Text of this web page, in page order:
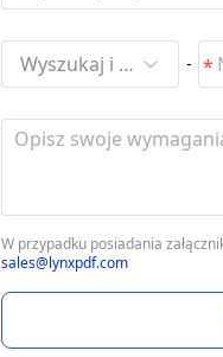
Wyszukaj i wybierz -
W przypadku posiadania
sales@lynxpdf.com